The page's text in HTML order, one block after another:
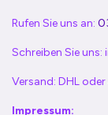
Rufen Sie uns an:
Schreiben Sie uns:
Versand: DHL
Impressum: